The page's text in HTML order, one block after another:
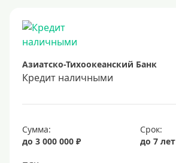
Способы выдачи
Не выходя из дома
С доставкой на дом
Наличными
Азиатско-Тихоокеанский Банк
Кредит наличными
Сумма:
до 3 000 000 ₽
Срок:
до 7 лет